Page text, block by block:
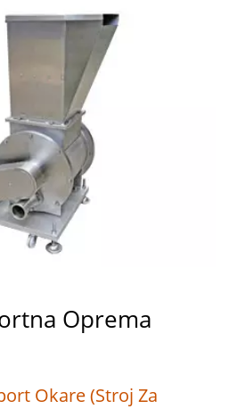
ZA
TOFUA I
MLIJEKA S
Oprema
Okare (Stroj Za